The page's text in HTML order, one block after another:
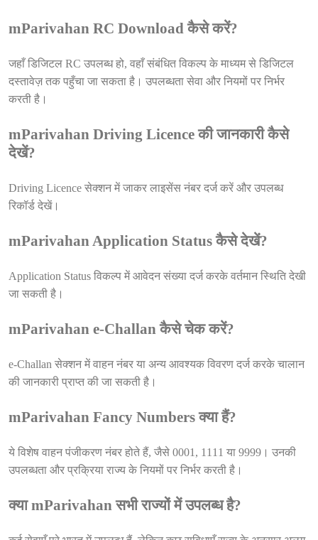
mParivahan RC Download कैसे करें?
जहाँ डिजिटल RC उपलब्ध हो, वहाँ संबंधित विकल्प के माध्यम से डिजिटल
दस्तावेज़ तक पहुँचा जा सकता है। उपलब्धता सेवा और नियमों पर निर्भर
करती है।
mParivahan Driving Licence की जानकारी कैसे
देखें?
Driving Licence सेक्शन में जाकर लाइसेंस नंबर दर्ज करें और उपलब्ध
रिकॉर्ड देखें।
mParivahan Application Status कैसे देखें?
Application Status विकल्प में आवेदन संख्या दर्ज करके वर्तमान स्थिति देखी
जा सकती है।
mParivahan e-Challan कैसे चेक करें?
e-Challan सेक्शन में वाहन नंबर या अन्य आवश्यक विवरण दर्ज करके चालान
की जानकारी प्राप्त की जा सकती है।
mParivahan Fancy Numbers क्या हैं?
ये विशेष वाहन पंजीकरण नंबर होते हैं, जैसे 0001, 1111 या 9999। उनकी
उपलब्धता और प्रक्रिया राज्य के नियमों पर निर्भर करती है।
क्या mParivahan सभी राज्यों में उपलब्ध है?